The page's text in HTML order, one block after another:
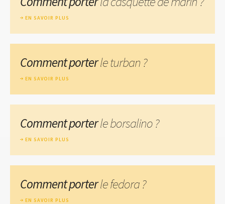
EN SAVOIR PLUS
Comment porterle turban ?
EN SAVOIR PLUS
Comment porterle borsalino ?
EN SAVOIR PLUS
Comment porterle fedora ?
EN SAVOIR PLUS